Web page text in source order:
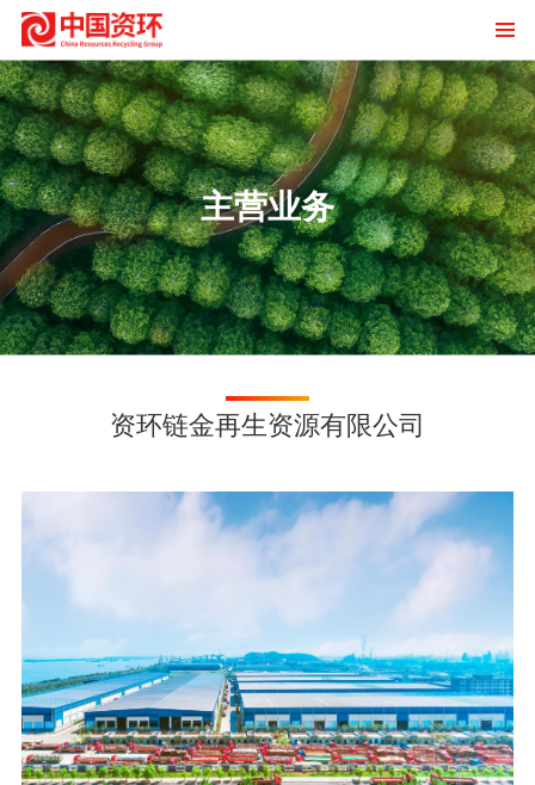
主营业务
资环链金再生资源有限公司